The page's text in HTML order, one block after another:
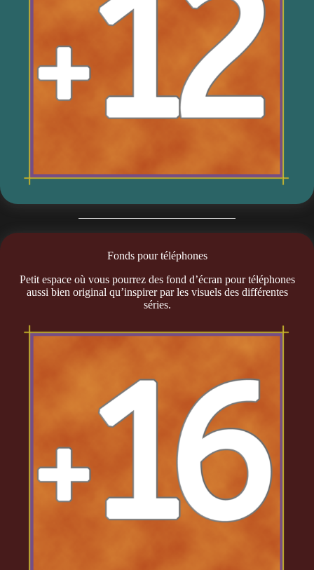
Fonds pour téléphones
Petit espace où vous pourrez des fond d’écran pour téléphones
aussi bien original qu’inspirer par les visuels des différentes
séries.